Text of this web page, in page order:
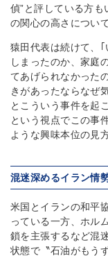
偵”と評している方
の関心の高さについ
猿田代表は続けて、
しまったのか、家庭
てあげられなかった
きがあったならなぜ
とこういう事件を起
という視点でこの事
ような興味本位の見
混迷深めるイラン情
米国とイランの和平
っている一方、ホル
鎖を主張するなど混
状態で〝石油がもう